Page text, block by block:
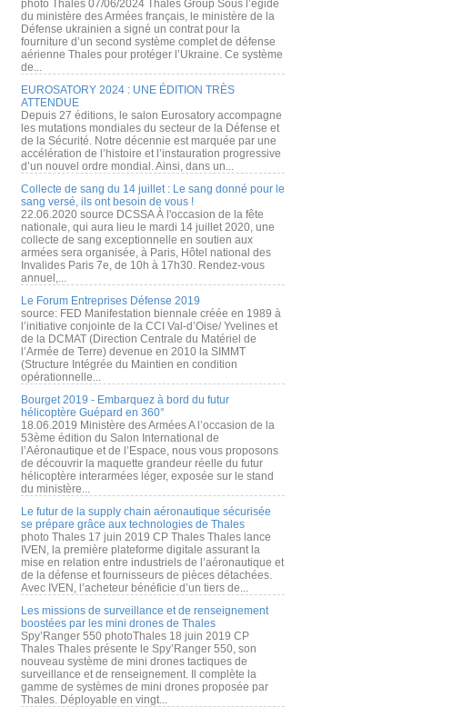
photo Thales 07/06/2024 Thales Group Sous l’égide
du ministère des Armées français, le ministère de la
Défense ukrainien a signé un contrat pour la
fourniture d’un second système complet de défense
aérienne Thales pour protéger l’Ukraine. Ce système
de...
EUROSATORY 2024 : UNE ÉDITION TRÈS
ATTENDUE
Depuis 27 éditions, le salon Eurosatory accompagne
les mutations mondiales du secteur de la Défense et
de la Sécurité. Notre décennie est marquée par une
accélération de l’histoire et l’instauration progressive
d’un nouvel ordre mondial. Ainsi, dans un...
Collecte de sang du 14 juillet : Le sang donné pour le
sang versé, ils ont besoin de vous !
22.06.2020 source DCSSA À l'occasion de la fête
nationale, qui aura lieu le mardi 14 juillet 2020, une
collecte de sang exceptionnelle en soutien aux
armées sera organisée, à Paris, Hôtel national des
Invalides Paris 7e, de 10h à 17h30. Rendez-vous
annuel,...
Le Forum Entreprises Défense 2019
source: FED Manifestation biennale créée en 1989 à
l’initiative conjointe de la CCI Val-d’Oise/ Yvelines et
de la DCMAT (Direction Centrale du Matériel de
l’Armée de Terre) devenue en 2010 la SIMMT
(Structure Intégrée du Maintien en condition
opérationnelle...
Bourget 2019 - Embarquez à bord du futur
hélicoptère Guépard en 360°
18.06.2019 Ministère des Armées A l’occasion de la
53ème édition du Salon International de
l’Aéronautique et de l’Espace, nous vous proposons
de découvrir la maquette grandeur réelle du futur
hélicoptère interarmées léger, exposée sur le stand
du ministère...
Le futur de la supply chain aéronautique sécurisée
se prépare grâce aux technologies de Thales
photo Thales 17 juin 2019 CP Thales Thales lance
IVEN, la première plateforme digitale assurant la
mise en relation entre industriels de l’aéronautique et
de la défense et fournisseurs de pièces détachées.
Avec IVEN, l’acheteur bénéficie d’un tiers de...
Les missions de surveillance et de renseignement
boostées par les mini drones de Thales
Spy’Ranger 550 photoThales 18 juin 2019 CP
Thales Thales présente le Spy’Ranger 550, son
nouveau système de mini drones tactiques de
surveillance et de renseignement. Il complète la
gamme de systèmes de mini drones proposée par
Thales. Déployable en vingt...